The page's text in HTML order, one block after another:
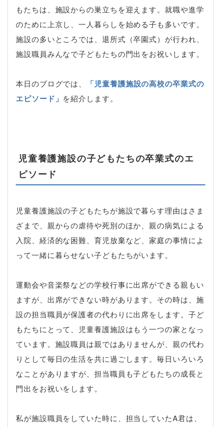
もたちは、施設からの巣立ちを迎えます。就職や進学
のために上京し、一人暮らしを始める子も多いです。
施設の多いところでは、退所式（卒園式）が行われ、
施設職員みんなで子どもたちの門出をお祝いします。
本日のブログでは、
「児童養護施設の高校の卒業式の
エピソード」 を紹介します。
児童養護施設の子どもたちの卒業式のエ
ピソード
児童養護施設の子どもたちが施設で暮らす理由はさま
ざまで、親からの虐待や死別のほか、親の病気による
入院、経済的な困難、育児放棄など、家庭の事情によ
って一緒に暮らせない子どもたちがいます。
運動会や音楽祭などの学校行事に出席ができる親もい
ますが、出席ができない時があります。その時は、施
設の担当職員が保護者の代わりに出席をします。子ど
もたちにとって、児童養護施設はもう一つの家となっ
ています。施設職員は親ではありませんが、親の代わ
りとして毎日の生活を共に過ごします。毎日いろいろ
なことがありますが、担当職員も子どもたちの成長と
門出をお祝いをします。
私が施設職員をしていた時に、担当していたA君は、